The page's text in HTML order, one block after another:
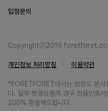
입점문의
Copyrightⓒ2019
개인정보 처리방침 이용약관
*FORETFORET에서는 브랜드 본사
다. 일부 병행상품의 경우 정품인증
200% 환불해드립니다.